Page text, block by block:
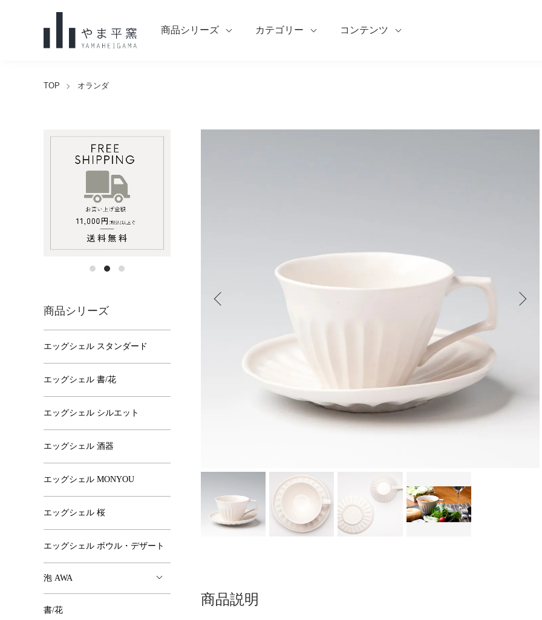
商品シリーズ カテゴリー コンテンツ
TOP オランダ
商品説明
商品シリーズ
エッグシェル スタンダード
エッグシェル 書/花
エッグシェル シルエット
エッグシェル 酒器
エッグシェル MONYOU
エッグシェル 桜
エッグシェル ボウル・デザート
泡 AWA
書/花